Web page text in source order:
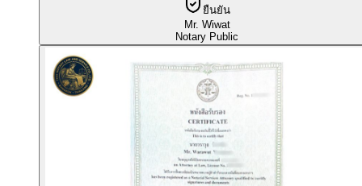
ยืนยัน
Mr. Wiwat
Notary Public